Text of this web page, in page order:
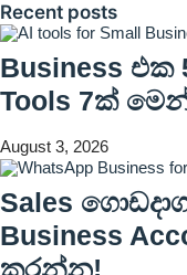
Recent posts
Business එක
Tools 7ක්
August 3, 2026
Sales
Business
කරන්න!